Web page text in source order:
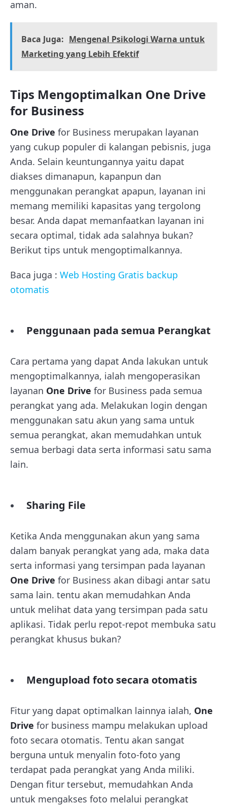
aman.
Baca Juga: Mengenal Psikologi Warna untuk
Marketing yang Lebih Efektif
Tips Mengoptimalkan One Drive
for Business
One Drive for Business merupakan layanan
yang cukup populer di kalangan pebisnis, juga
Anda. Selain keuntungannya yaitu dapat
diakses dimanapun, kapanpun dan
menggunakan perangkat apapun, layanan ini
memang memiliki kapasitas yang tergolong
besar. Anda dapat memanfaatkan layanan ini
secara optimal, tidak ada salahnya bukan?
Berikut tips untuk mengoptimalkannya.
Baca juga : Web Hosting Gratis backup
otomatis
Penggunaan pada semua Perangkat
Cara pertama yang dapat Anda lakukan untuk
mengoptimalkannya, ialah mengoperasikan
layanan One Drive for Business pada semua
perangkat yang ada. Melakukan login dengan
menggunakan satu akun yang sama untuk
semua perangkat, akan memudahkan untuk
semua berbagi data serta informasi satu sama
lain.
Sharing File
Ketika Anda menggunakan akun yang sama
dalam banyak perangkat yang ada, maka data
serta informasi yang tersimpan pada layanan
One Drive for Business akan dibagi antar satu
sama lain. tentu akan memudahkan Anda
untuk melihat data yang tersimpan pada satu
aplikasi. Tidak perlu repot-repot membuka satu
perangkat khusus bukan?
Mengupload foto secara otomatis
Fitur yang dapat optimalkan lainnya ialah, One
Drive for business mampu melakukan upload
foto secara otomatis. Tentu akan sangat
berguna untuk menyalin foto-foto yang
terdapat pada perangkat yang Anda miliki.
Dengan fitur tersebut, memudahkan Anda
untuk mengakses foto melalui perangkat